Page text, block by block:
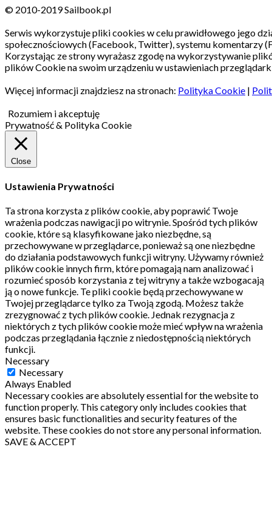
© 2010-2019 Sailbook.pl
Serwis wykorzystuje pliki cookies w celu prawidłowego jego
społecznościowych (Facebook, Twitter), systemu komentarzy
Korzystając ze strony wyrażasz zgodę na wykorzystywanie
plików Cookie na swoim urządzeniu w ustawieniach
Więcej informacji znajdziesz na stronach: Polityka Cookie |
Rozumiem i akceptuję
Prywatność & Polityka Cookie
Close
Ustawienia Prywatności
Ta strona korzysta z plików cookie, aby poprawić Twoje
wrażenia podczas nawigacji po witrynie.Spośród tych plików
cookie, które są klasyfikowane jako niezbędne, są
przechowywane w przeglądarce, ponieważ są one niezbędne
do działania podstawowych funkcji witryny. Używamy również
plików cookie innych firm, które pomagają nam analizować i
rozumieć sposób korzystania z tej witryny a także wzbogacają
ją o nowe funkcje. Te pliki cookie będą przechowywane w
Twojej przeglądarce tylko za Twoją zgodą. Możesz także
zrezygnować z tych plików cookie. Jednak rezygnacja z
niektórych z tych plików cookie może mieć wpływ na wrażenia
podczas przeglądania łącznie z niedostępnością niektórych
funkcji.
Necessary
Necessary
Always Enabled
Necessary cookies are absolutely essential for the website to
function properly. This category only includes cookies that
ensures basic functionalities and security features of the
website. These cookies do not store any personal information.
SAVE & ACCEPT